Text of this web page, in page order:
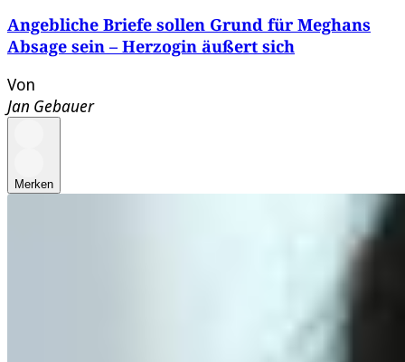
Angebliche Briefe sollen Grund für Meghans
Absage sein – Herzogin äußert sich
Von
Jan Gebauer
Merken